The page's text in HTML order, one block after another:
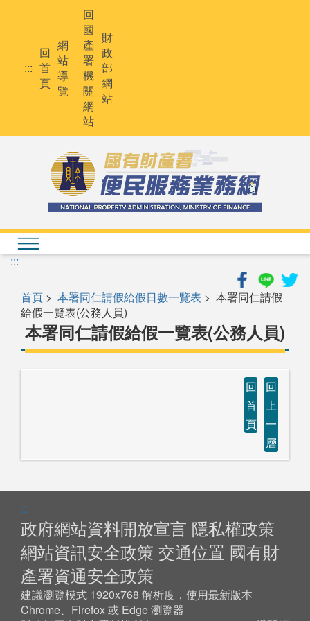
:::
回
首
頁
網
站
導
覽
回
國
產
署
機
關
網
站
財
政
部
網
站
:::
首頁 > 本署同仁請假給假日數一覽表 > 本署同仁請假
給假一覽表(公務人員)
本署同仁請假給假一覽表(公務人員)
回
首
頁
回
上
一
層
:::
政府網站資料開放宣言 隱私權政策
網站資訊安全政策 交通位置 國有財
產署資通安全政策
建議瀏覽模式 1920x768 解析度，使用最新版本
Chrome、Firefox 或 Edge 瀏覽器